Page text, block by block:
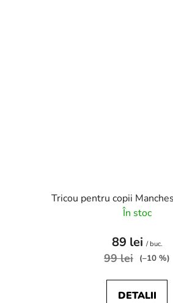
Tricou pentru copii
În stoc
89 lei / buc.
99 lei (–10 %)
DETALII